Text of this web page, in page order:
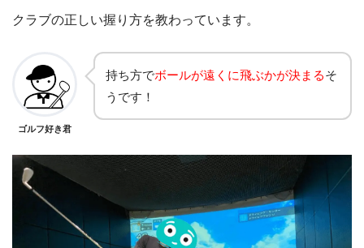
クラブの正しい握り方を教わっています。
ゴルフ好き君
持ち方でボールが遠くに飛ぶかが決まるそ
うです！